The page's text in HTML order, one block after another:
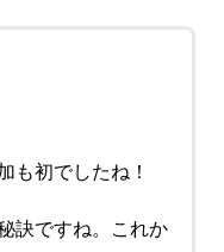
も初でしたね！
訣ですね。これか